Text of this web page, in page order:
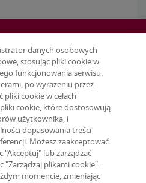
danych osobowych
stosując pliki cookie w
funkcjonowania serwisu.
po wyrażeniu przez
pliki cookie w celach
cookie, które dostosowują
użytkownika, i
dopasowania treści
Możesz zaakceptować
"Akceptuj" lub zarządzać
"Zarządzaj plikami cookie".
momencie, zmieniając